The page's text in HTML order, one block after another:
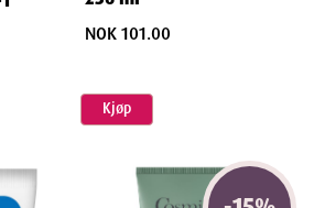
NOK 101.00
Kjøp